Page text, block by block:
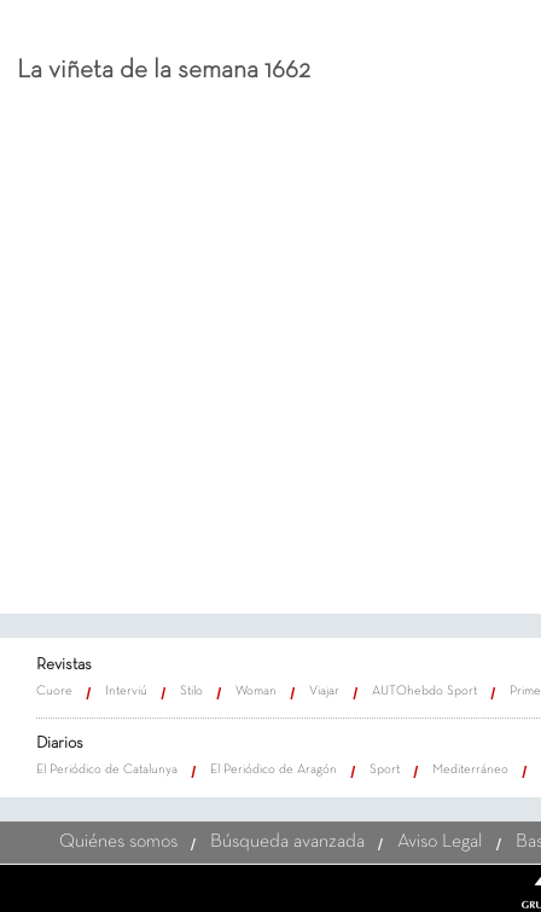
La viñeta de la semana 1662
Revistas
Cuore Interviú Stilo Woman Viajar AUTOhebdo Sport
Diarios
El Periódico de Catalunya El Periódico de Aragón Sport Mediterráneo
Quiénes somos Búsqueda avanzada Aviso Legal